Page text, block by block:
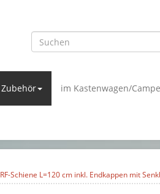
Zubehör im Kastenwagen/
RF-Schiene L=120 cm inkl. Endkappen mit